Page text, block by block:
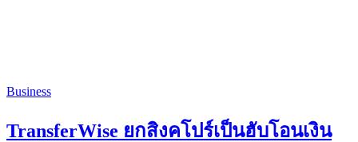
Business
TransferWise ยกสิงคโปร์เป็นฮับโอนเงิน